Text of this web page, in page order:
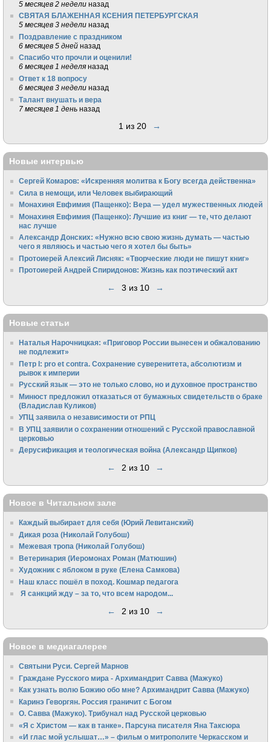
5 месяцев 2 недели назад
СВЯТАЯ БЛАЖЕННАЯ КСЕНИЯ ПЕТЕРБУРГСКАЯ
5 месяцев 3 недели назад
Поздравление с праздником
6 месяцев 5 дней назад
Спасибо что прочли и оценили!
6 месяцев 1 неделя назад
Ответ к 18 вопросу
6 месяцев 3 недели назад
Талант внушать и вера
7 месяцев 1 день назад
1 из 20 →
Новые интервью
Сергей Комаров: «Искренняя молитва к Богу всегда действенна»
Сила в немощи, или Человек выбирающий
Монахиня Евфимия (Пащенко): Вера — удел мужественных людей
Монахиня Евфимия (Пащенко): Лучшие из книг — те, что делают
нас лучше
Александр Донских: «Нужно всю свою жизнь думать — частью
чего я являюсь и частью чего я хотел бы быть»
Протоиерей Алексий Лисняк: «Творческие люди не пишут книг»
Протоиерей Андрей Спиридонов: Жизнь как поэтический акт
← 3 из 10 →
Новые статьи
Наталья Нарочницкая: «Приговор России вынесен и обжалованию
не подлежит»
Петр I: pro et contra. Сохранение суверенитета, абсолютизм и
рывок к империи
Русский язык — это не только слово, но и духовное пространство
Минюст предложил отказаться от бумажных свидетельств о браке
(Владислав Куликов)
УПЦ заявила о независимости от РПЦ
В УПЦ заявили о сохранении отношений с Русской православной
церковью
Дерусификация и теологическая война (Александр Щипков)
← 2 из 10 →
Новое в Читальном зале
Каждый выбирает для себя (Юрий Левитанский)
Дикая роза (Николай Голубош)
Межевая тропа (Николай Голубош)
Ветеринария (Иеромонах Роман (Матюшин)
Художник с яблоком в руке (Елена Самкова)
Наш класс пошёл в поход. Кошмар педагога
Я санкций жду – за то, что всем народом...
← 2 из 10 →
Новое в медиагалерее
Святыни Руси. Сергей Марнов
Граждане Русского мира - Архимандрит Савва (Мажуко)
Как узнать волю Божию обо мне? Архимандрит Савва (Мажуко)
Каринэ Геворгян. Россия граничит с Богом
О. Савва (Мажуко). Трибунал над Русской церковью
«Я с Христом — как в танке». Парсуна писателя Яна Таксюра
«И глас мой услышат…» – фильм о митрополите Черкасском и